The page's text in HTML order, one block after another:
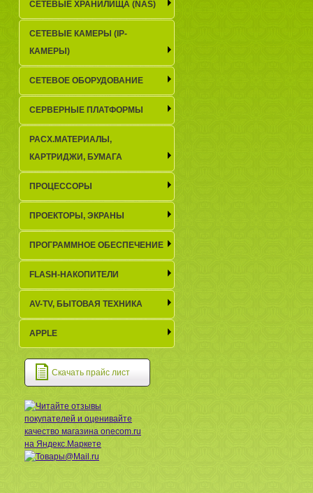
СЕТЕВЫЕ ХРАНИЛИЩА (NAS)
СЕТЕВЫЕ КАМЕРЫ (IP-
КАМЕРЫ)
СЕТЕВОЕ ОБОРУДОВАНИЕ
СЕРВЕРНЫЕ ПЛАТФОРМЫ
РАСХ.МАТЕРИАЛЫ,
КАРТРИДЖИ, БУМАГА
ПРОЦЕССОРЫ
ПРОЕКТОРЫ, ЭКРАНЫ
ПРОГРАММНОЕ ОБЕСПЕЧЕНИЕ
FLASH-НАКОПИТЕЛИ
AV-TV, БЫТОВАЯ ТЕХНИКА
APPLE
Скачать прайс лист